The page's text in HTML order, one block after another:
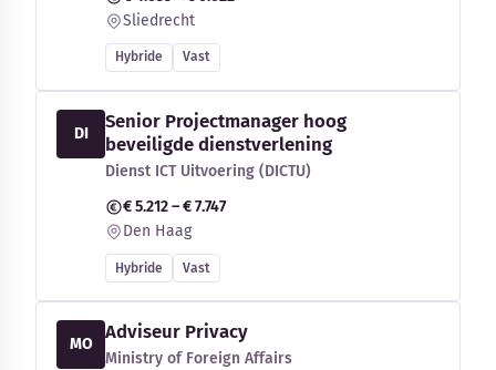
Sliedrecht
Hybride Vast
DI
Senior Projectmanager hoog
beveiligde dienstverlening
Dienst ICT Uitvoering (DICTU)
€ 5.212 – € 7.747
Den Haag
Hybride Vast
MO
Adviseur Privacy
Ministry of Foreign Affairs